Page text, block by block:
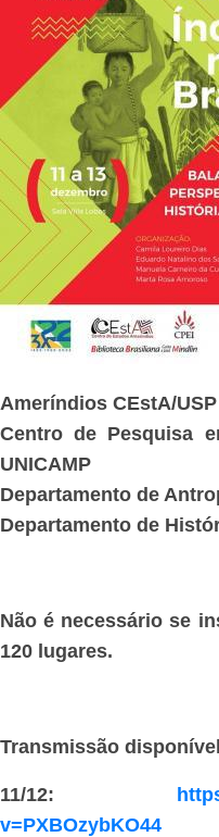
Ameríndios CEstA/USP
Centro de Pesquisa
UNICAMP
Departamento de
Departamento de
Não é necessário se
120 lugares.
Transmissão
11/12:
v=PXBOzybKO44